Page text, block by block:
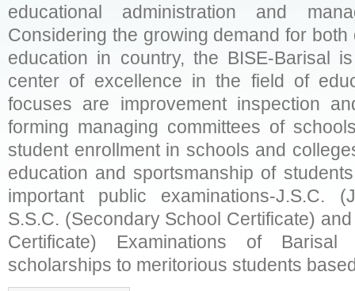
educational administration and
Considering the growing demand for
education in country, the BISE-Barisal
center of excellence in the field of
focuses are improvement inspection
forming managing committees of
student enrollment in schools and
education and sportsmanship of
important public examinations-J.S.C.
S.S.C. (Secondary School Certificate)
Certificate) Examinations of
scholarships to meritorious students